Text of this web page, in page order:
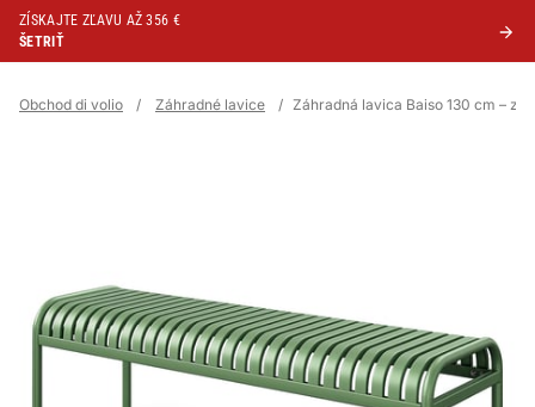
ZÍSKAJTE ZĽAVU AŽ 356 €
ŠETRIŤ
Obchod di volio / Záhradné lavice / Záhradná lavica Baiso 130 cm –